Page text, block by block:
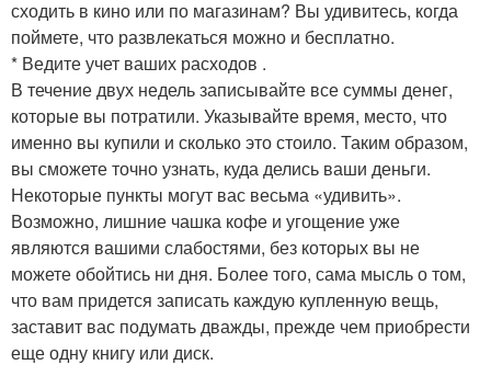
сходить в кино или по магазинам? Вы удивитесь, когда
поймете, что развлекаться можно и бесплатно.
* Ведите учет ваших расходов .
В течение двух недель записывайте все суммы денег,
которые вы потратили. Указывайте время, место, что
именно вы купили и сколько это стоило. Таким образом,
вы сможете точно узнать, куда делись ваши деньги.
Некоторые пункты могут вас весьма «удивить».
Возможно, лишние чашка кофе и угощение уже
являются вашими слабостями, без которых вы не
можете обойтись ни дня. Более того, сама мысль о том,
что вам придется записать каждую купленную вещь,
заставит вас подумать дважды, прежде чем приобрести
еще одну книгу или диск.